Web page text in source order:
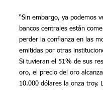
“Sin embargo, ya podemos
bancos centrales están
perder la confianza en las
emitidas por otras
Si tuvieran el 51% de sus
oro, el precio del oro
10.000 dólares la onza troy.